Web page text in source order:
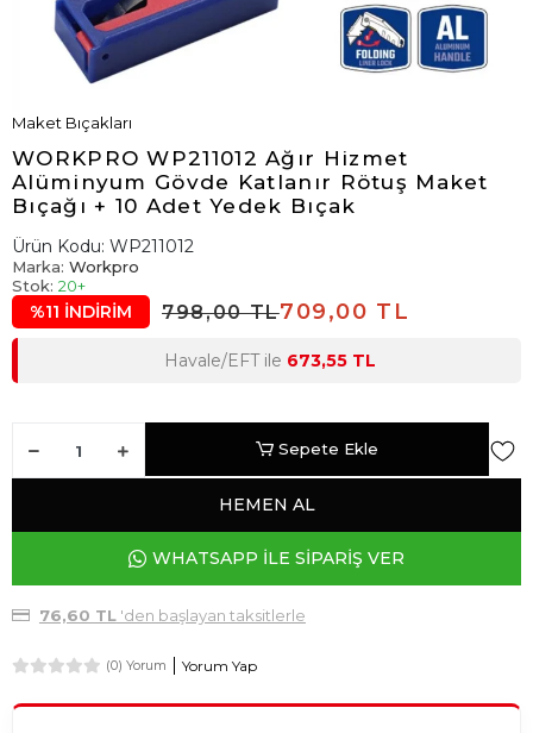
Maket Bıçakları
WORKPRO WP211012 Ağır Hizmet
Alüminyum Gövde Katlanır Rötuş Maket
Bıçağı + 10 Adet Yedek Bıçak
Ürün Kodu: WP211012
Marka: Workpro
Stok: 20+
%11 İNDİRİM 798,00 TL709,00 TL
Havale/EFT ile 673,55 TL
Sepete Ekle
HEMEN AL
WHATSAPP İLE SİPARİŞ VER
76,60 TL'den başlayan taksitlerle
(0) Yorum Yorum Yap